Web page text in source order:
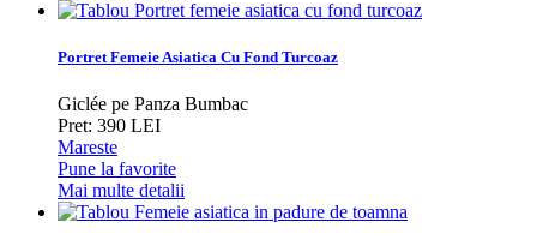
Portret Femeie Asiatica Cu Fond Turcoaz
Giclée pe Panza Bumbac
Pret: 390 LEI
Mareste
Pune la favorite
Mai multe detalii